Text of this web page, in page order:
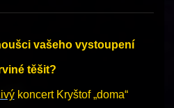
vašeho vystoupení
těšit?
koncert Kryštof „doma“